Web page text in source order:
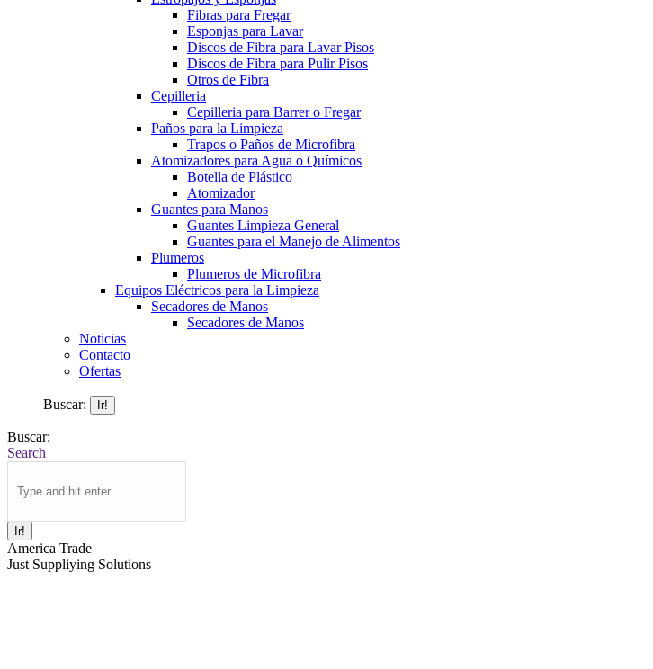
Fibras para Fregar
Esponjas para Lavar
Discos de Fibra para Lavar Pisos
Discos de Fibra para Pulir Pisos
Otros de Fibra
Cepilleria
Cepilleria para Barrer o Fregar
Paños para la Limpieza
Trapos o Paños de Microfibra
Atomizadores para Agua o Químicos
Botella de Plástico
Atomizador
Guantes para Manos
Guantes Limpieza General
Guantes para el Manejo de Alimentos
Plumeros
Plumeros de Microfibra
Equipos Eléctricos para la Limpieza
Secadores de Manos
Secadores de Manos
Noticias
Contacto
Ofertas
Buscar:
Buscar:
Search
America Trade
Just Suppliying Solutions